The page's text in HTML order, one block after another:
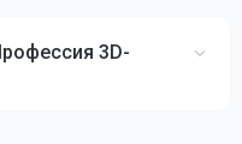
3D-